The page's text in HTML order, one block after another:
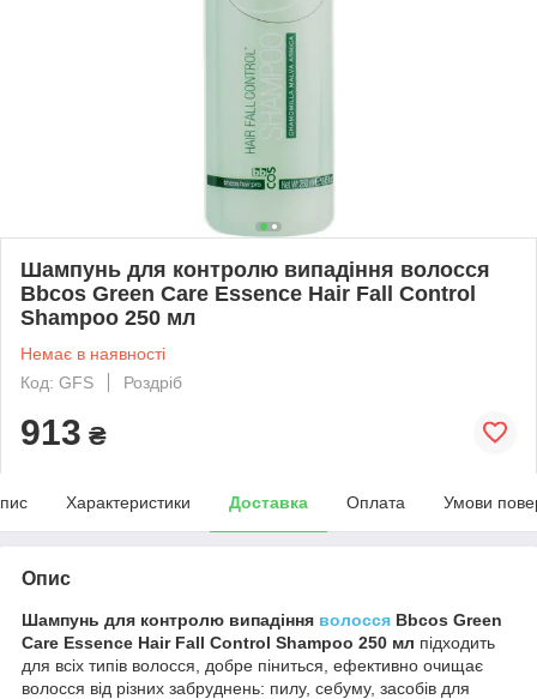
Шампунь для контролю випадіння волосся
Bbcos Green Care Essence Hair Fall Control
Shampoo 250 мл
Немає в наявності
Код: GFS
Роздріб
913 ₴
Характеристики Доставка Оплата Умови
Опис
Шампунь для контролю випадіння волосся Bbcos Green
Care Essence Hair Fall Control Shampoo 250 мл підходить
для всіх типів волосся, добре піниться, ефективно очищає
волосся від різних забруднень: пилу, себуму, засобів для